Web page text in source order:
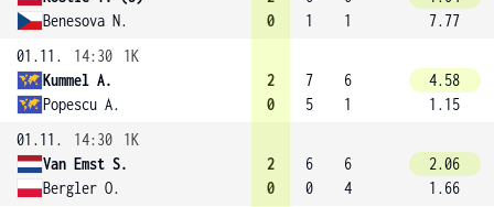
Benesova N.
0
1
1
7.77
01.11.
14:30
1K
Kummel A.
Popescu A.
2
0
7
5
6
1
4.58
1.15
01.11.
14:30
1K
Van Emst S.
Bergler O.
2
0
6
0
6
4
2.06
1.66